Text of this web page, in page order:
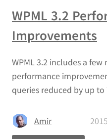
WPML 3.2
Improvements
WPML 3.2 includes a
performance
queries reduced by up
Amir